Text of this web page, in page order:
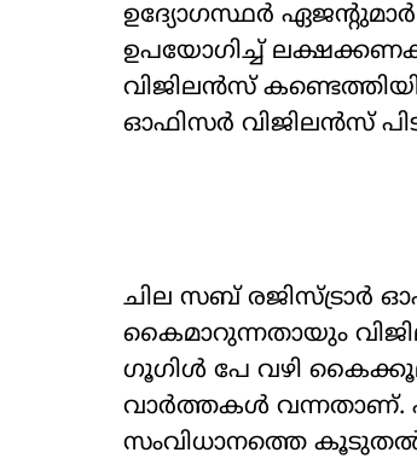
ഉദ്യോഗസ്ഥർ
ഉപയോഗിച്ച്
വിജിലൻസ്
ഓഫിസർ വിജിലൻസ്
ചില സബ് രജിസ്ട്രാർ
കൈമാറുന്നതായും
ഗൂഗിൾ പേ വഴി
വാർത്തകൾ വന്നതാണ്.
സംവിധാനത്തെ കൂടുതൽ